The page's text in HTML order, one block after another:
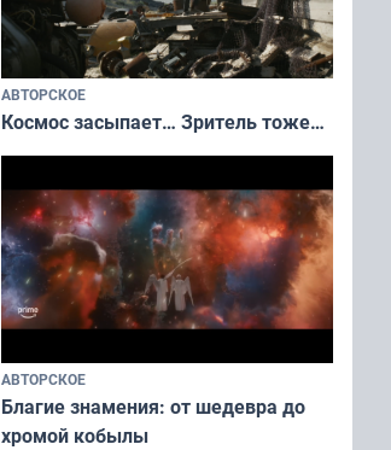
АВТОРСКОЕ
Космос засыпает… Зритель тоже…
АВТОРСКОЕ
Благие знамения: от шедевра до
хромой кобылы